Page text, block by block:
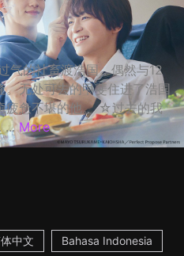
气的社畜渡浩国，偶然与12
无处可去的甲斐住进了浩国
疲惫不堪的他。 ☆过去的我
... More
中文 Bahasa Indonesia